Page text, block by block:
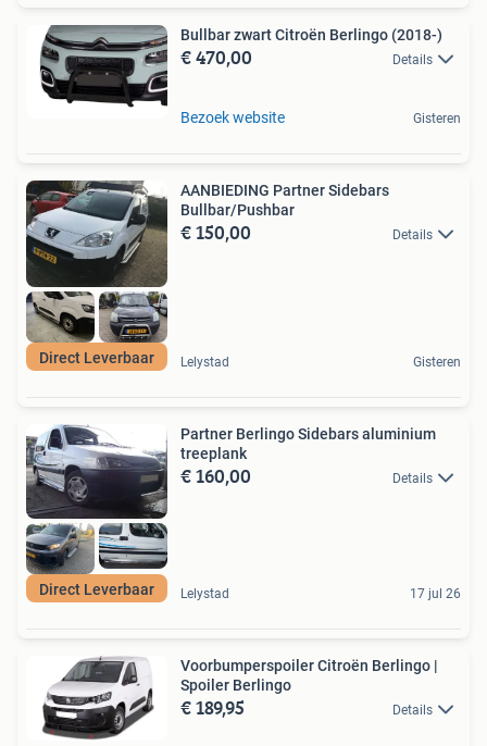
Bullbar zwart Citroën Berlingo (2018-)
€ 470,00 Details
Bezoek website Gisteren
Direct Leverbaar
AANBIEDING Partner Sidebars
Bullbar/Pushbar
€ 150,00 Details
Lelystad Gisteren
Direct Leverbaar
Partner Berlingo Sidebars aluminium
treeplank
€ 160,00 Details
Lelystad 17 jul 26
Voorbumperspoiler Citroën Berlingo |
Spoiler Berlingo
€ 189,95 Details